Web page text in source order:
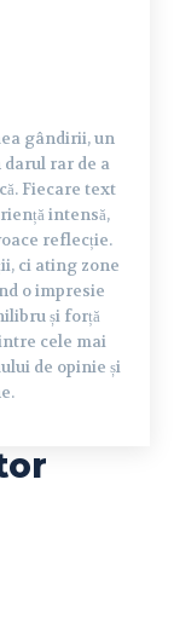
gândirii, un
rar de a
Fiecare text
intensă,
reflecție.
ci ating zone
o impresie
și forță
cele mai
de opinie și